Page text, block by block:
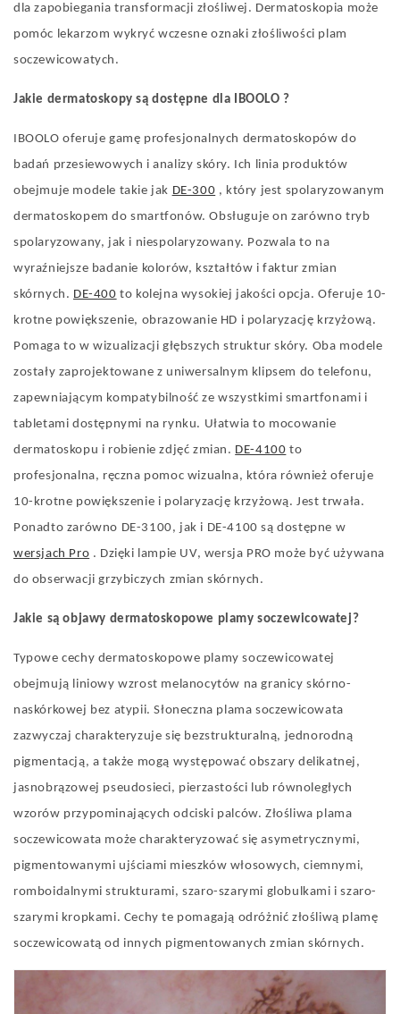
dla zapobiegania transformacji złośliwej. Dermatoskopia może
pomóc lekarzom wykryć wczesne oznaki złośliwości plam
soczewicowatych.
Jakie dermatoskopysądostępne dla IBOOLO ?
IBOOLO oferuje gamę profesjonalnych dermatoskopów do
badań przesiewowych i analizy skóry. Ich linia produktów
obejmuje modele takie jak DE-300 , który jest spolaryzowanym
dermatoskopem do smartfonów. Obsługuje on zarówno tryb
spolaryzowany, jak i niespolaryzowany. Pozwala to na
wyraźniejsze badanie kolorów, kształtów i faktur zmian
skórnych. DE-400 to kolejna wysokiej jakości opcja. Oferuje 10-
krotne powiększenie, obrazowanie HD i polaryzację krzyżową.
Pomaga to w wizualizacji głębszych struktur skóry. Oba modele
zostały zaprojektowane z uniwersalnym klipsem do telefonu,
zapewniającym kompatybilność ze wszystkimi smartfonami i
tabletami dostępnymi na rynku. Ułatwia to mocowanie
dermatoskopu i robienie zdjęć zmian. DE-4100 to
profesjonalna, ręczna pomoc wizualna, która również oferuje
10-krotne powiększenie i polaryzację krzyżową. Jest trwała.
Ponadto zarówno DE-3100, jak i DE-4100 są dostępne w
wersjach Pro . Dzięki lampie UV, wersja PRO może być używana
do obserwacji grzybiczych zmian skórnych.
Jakie są objawy dermatoskopowe plamy soczewicowatej?
Typowe cechy dermatoskopowe plamy soczewicowatej
obejmują liniowy wzrost melanocytów na granicy skórno-
naskórkowej bez atypii. Słoneczna plama soczewicowata
zazwyczaj charakteryzuje się bezstrukturalną, jednorodną
pigmentacją, a także mogą występować obszary delikatnej,
jasnobrązowej pseudosieci, pierzastości lub równoległych
wzorów przypominających odciski palców. Złośliwa plama
soczewicowata może charakteryzować się asymetrycznymi,
pigmentowanymi ujściami mieszków włosowych, ciemnymi,
romboidalnymi strukturami, szaro-szarymi globulkami i szaro-
szarymi kropkami. Cechy te pomagają odróżnić złośliwą plamę
soczewicowatą od innych pigmentowanych zmian skórnych.